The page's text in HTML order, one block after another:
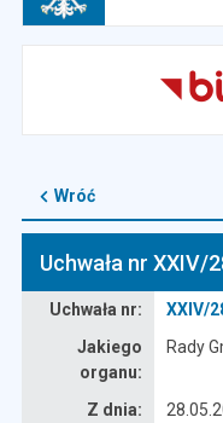
Wróć
Uchwała nr XXIV/
Uchwała nr:
XXIV/
Jakiego
organu:
Rady
Z dnia: